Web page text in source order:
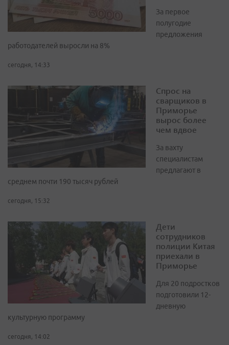
За первое
полугодие
предложения
работодателей выросли на 8%
сегодня, 14:33
Спрос на
сварщиков в
Приморье
вырос более
чем вдвое
За вахту
специалистам
предлагают в
среднем почти 190 тысяч рублей
сегодня, 15:32
Дети
сотрудников
полиции Китая
приехали в
Приморье
Для 20 подростков
подготовили 12-
дневную
культурную программу
сегодня, 14:02